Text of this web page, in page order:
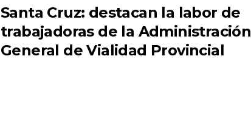
Santa Cruz: destacan la labor de
trabajadoras de la Administración
General de Vialidad Provincial